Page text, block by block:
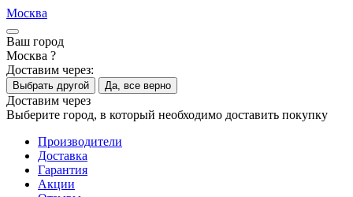
Москва
Ваш город
Москва ?
Доставим через:
Выбрать другой Да, все верно
Доставим через
Выберите город, в который необходимо доставить покупку
Производители
Доставка
Гарантия
Акции